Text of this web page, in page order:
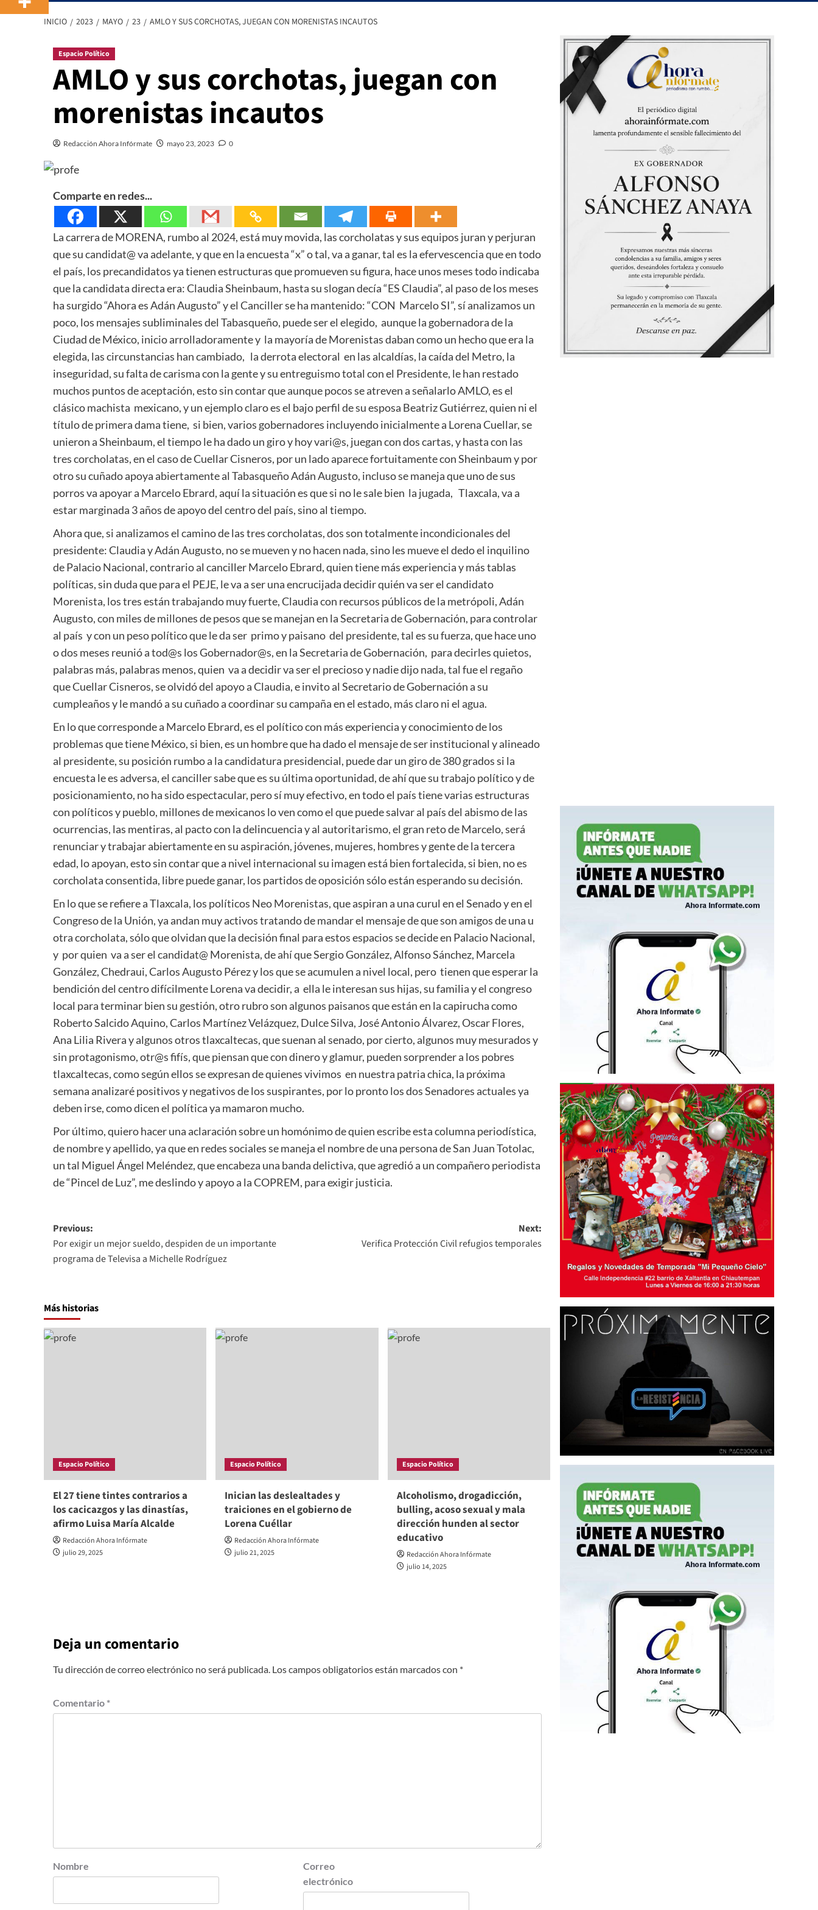
INICIO 2023 MAYO 23 AMLO Y SUS CORCHOTAS, JUEGAN CON MORENISTAS INCAUTOS
Espacio Político
AMLO y sus corchotas, juegan con
morenistas incautos
Redacción Ahora Infórmate mayo 23, 2023 0
Comparte en redes...
La carrera de MORENA, rumbo al 2024, está muy movida, las corcholatas y sus equipos juran y perjuran
que su candidat@ va adelante, y que en la encuesta “x” o tal, va a ganar, tal es la efervescencia que en todo
el país, los precandidatos ya tienen estructuras que promueven su figura, hace unos meses todo indicaba
que la candidata directa era: Claudia Sheinbaum, hasta su slogan decía “ES Claudia”, al paso de los meses
ha surgido “Ahora es Adán Augusto” y el Canciller se ha mantenido: “CON Marcelo SI”, sí analizamos un
poco, los mensajes subliminales del Tabasqueño, puede ser el elegido, aunque la gobernadora de la
Ciudad de México, inicio arrolladoramente y la mayoría de Morenistas daban como un hecho que era la
elegida, las circunstancias han cambiado, la derrota electoral en las alcaldías, la caída del Metro, la
inseguridad, su falta de carisma con la gente y su entreguismo total con el Presidente, le han restado
muchos puntos de aceptación, esto sin contar que aunque pocos se atreven a señalarlo AMLO, es el
clásico machista mexicano, y un ejemplo claro es el bajo perfil de su esposa Beatriz Gutiérrez, quien ni el
título de primera dama tiene, si bien, varios gobernadores incluyendo inicialmente a Lorena Cuellar, se
unieron a Sheinbaum, el tiempo le ha dado un giro y hoy vari@s, juegan con dos cartas, y hasta con las
tres corcholatas, en el caso de Cuellar Cisneros, por un lado aparece fortuitamente con Sheinbaum y por
otro su cuñado apoya abiertamente al Tabasqueño Adán Augusto, incluso se maneja que uno de sus
porros va apoyar a Marcelo Ebrard, aquí la situación es que si no le sale bien la jugada, Tlaxcala, va a
estar marginada 3 años de apoyo del centro del país, sino al tiempo.
Ahora que, si analizamos el camino de las tres corcholatas, dos son totalmente incondicionales del
presidente: Claudia y Adán Augusto, no se mueven y no hacen nada, sino les mueve el dedo el inquilino
de Palacio Nacional, contrario al canciller Marcelo Ebrard, quien tiene más experiencia y más tablas
políticas, sin duda que para el PEJE, le va a ser una encrucijada decidir quién va ser el candidato
Morenista, los tres están trabajando muy fuerte, Claudia con recursos públicos de la metrópoli, Adán
Augusto, con miles de millones de pesos que se manejan en la Secretaria de Gobernación, para controlar
al país y con un peso político que le da ser primo y paisano del presidente, tal es su fuerza, que hace uno
o dos meses reunió a tod@s los Gobernador@s, en la Secretaria de Gobernación, para decirles quietos,
palabras más, palabras menos, quien va a decidir va ser el precioso y nadie dijo nada, tal fue el regaño
que Cuellar Cisneros, se olvidó del apoyo a Claudia, e invito al Secretario de Gobernación a su
cumpleaños y le mandó a su cuñado a coordinar su campaña en el estado, más claro ni el agua.
En lo que corresponde a Marcelo Ebrard, es el político con más experiencia y conocimiento de los
problemas que tiene México, si bien, es un hombre que ha dado el mensaje de ser institucional y alineado
al presidente, su posición rumbo a la candidatura presidencial, puede dar un giro de 380 grados si la
encuesta le es adversa, el canciller sabe que es su última oportunidad, de ahí que su trabajo político y de
posicionamiento, no ha sido espectacular, pero sí muy efectivo, en todo el país tiene varias estructuras
con políticos y pueblo, millones de mexicanos lo ven como el que puede salvar al país del abismo de las
ocurrencias, las mentiras, al pacto con la delincuencia y al autoritarismo, el gran reto de Marcelo, será
renunciar y trabajar abiertamente en su aspiración, jóvenes, mujeres, hombres y gente de la tercera
edad, lo apoyan, esto sin contar que a nivel internacional su imagen está bien fortalecida, si bien, no es
corcholata consentida, libre puede ganar, los partidos de oposición sólo están esperando su decisión.
En lo que se refiere a Tlaxcala, los políticos Neo Morenistas, que aspiran a una curul en el Senado y en el
Congreso de la Unión, ya andan muy activos tratando de mandar el mensaje de que son amigos de una u
otra corcholata, sólo que olvidan que la decisión final para estos espacios se decide en Palacio Nacional,
y por quien va a ser el candidat@ Morenista, de ahí que Sergio González, Alfonso Sánchez, Marcela
González, Chedraui, Carlos Augusto Pérez y los que se acumulen a nivel local, pero tienen que esperar la
bendición del centro difícilmente Lorena va decidir, a ella le interesan sus hijas, su familia y el congreso
local para terminar bien su gestión, otro rubro son algunos paisanos que están en la capirucha como
Roberto Salcido Aquino, Carlos Martínez Velázquez, Dulce Silva, José Antonio Álvarez, Oscar Flores,
Ana Lilia Rivera y algunos otros tlaxcaltecas, que suenan al senado, por cierto, algunos muy mesurados y
sin protagonismo, otr@s fifís, que piensan que con dinero y glamur, pueden sorprender a los pobres
tlaxcaltecas, como según ellos se expresan de quienes vivimos en nuestra patria chica, la próxima
semana analizaré positivos y negativos de los suspirantes, por lo pronto los dos Senadores actuales ya
deben irse, como dicen el política ya mamaron mucho.
Por último, quiero hacer una aclaración sobre un homónimo de quien escribe esta columna periodística,
de nombre y apellido, ya que en redes sociales se maneja el nombre de una persona de San Juan Totolac,
un tal Miguel Ángel Meléndez, que encabeza una banda delictiva, que agredió a un compañero periodista
de “Pincel de Luz”, me deslindo y apoyo a la COPREM, para exigir justicia.
Post
navigation
Previous:
Por exigir un mejor sueldo, despiden de un importante
programa de Televisa a Michelle Rodríguez
Next:
Verifica Protección Civil refugios temporales
Más historias
Espacio Político
El 27 tiene tintes contrarios a
los cacicazgos y las dinastías,
afirmo Luisa María Alcalde
Redacción Ahora Infórmate
julio 29, 2025
Espacio Político
Inician las deslealtades y
traiciones en el gobierno de
Lorena Cuéllar
Redacción Ahora Infórmate
julio 21, 2025
Espacio Político
Alcoholismo, drogadicción,
bulling, acoso sexual y mala
dirección hunden al sector
educativo
Redacción Ahora Infórmate
julio 14, 2025
Deja un comentario
Tu dirección de correo electrónico no será publicada. Los campos obligatorios están marcados con *
Comentario *
Nombre
Correo
electrónico